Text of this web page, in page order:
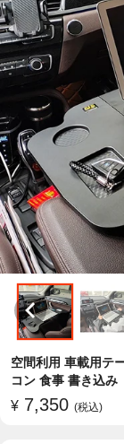
空間利用 車載用テー
コン 食事 書き込み
¥ 7,350 (税込)